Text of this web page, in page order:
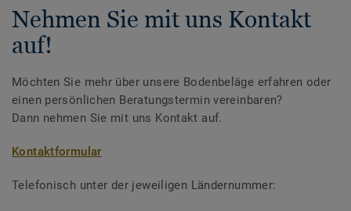
Nehmen Sie mit uns Kontakt
auf!
Möchten Sie mehr über unsere Bodenbeläge erfahren oder
einen persönlichen Beratungstermin vereinbaren?
Dann nehmen Sie mit uns Kontakt auf.
Kontaktformular
Telefonisch unter der jeweiligen Ländernummer: